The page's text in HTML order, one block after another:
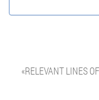
«RELEVANT LINES